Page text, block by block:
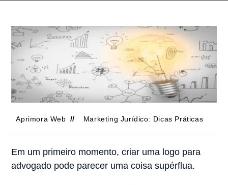
Aprimora Web Marketing Jurídico: Dicas Práticas
Em um primeiro momento, criar uma logo para
advogado pode parecer uma coisa supérflua.